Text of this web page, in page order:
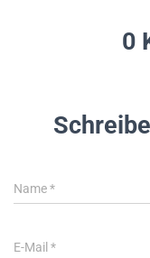
0
Name*
E-Mail*